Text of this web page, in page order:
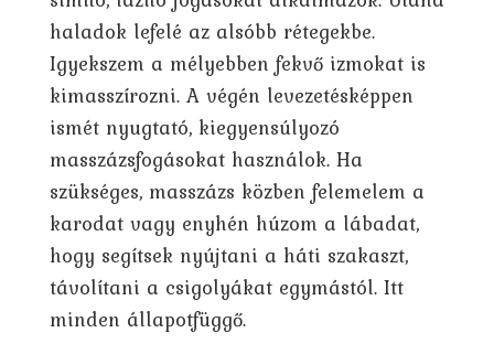
haladok lefelé az alsóbb rétegekbe.
Igyekszem a mélyebben fekvő izmokat is
kimasszírozni. A végén levezetésképpen
ismét nyugtató, kiegyensúlyozó
masszázsfogásokat használok. Ha
szükséges, masszázs közben felemelem a
karodat vagy enyhén húzom a lábadat,
hogy segítsek nyújtani a háti szakaszt,
távolítani a csigolyákat egymástól. Itt
minden állapotfüggő.